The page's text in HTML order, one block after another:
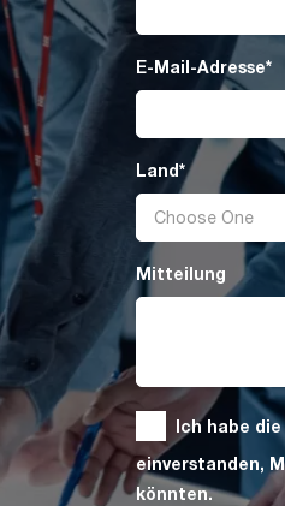
E-Mail-Adresse*
Land*
Mitteilung
Ich habe die
einverstanden,
könnten.